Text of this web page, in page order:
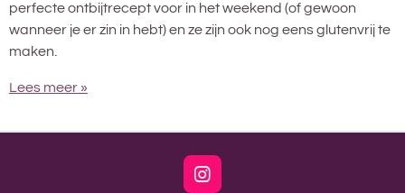
perfecte ontbijtrecept voor in het weekend (of gewoon
wanneer je er zin in hebt) en ze zijn ook nog eens glutenvrij te
maken.
Lees meer »
I